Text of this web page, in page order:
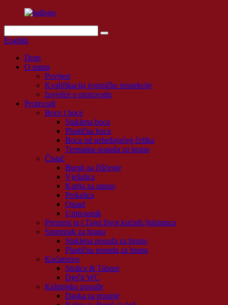
English
Dom
O nama
Povijest
Kvalifikacija tvorničke inspekcije
Izvješće o proizvodu
Proizvodi
Boce i boce
Staklena boca
Plastična boca
Boca od nehrđajućeg čelika
Termalna posuda za hranu
Čistač
Bursh za čišćenje
Vješalica
Kutija za sapun
Prskalica
Otpad
Umivaonik
Prezreni ja i Tajni život kućnih ljubimaca
Spremnik za hranu
Staklena posuda za hranu
Plastična posuda za hranu
Kućanstvo
Stolica & Tabure
Dječji WC
Kuhinjsko posuđe
Daska za rezanje